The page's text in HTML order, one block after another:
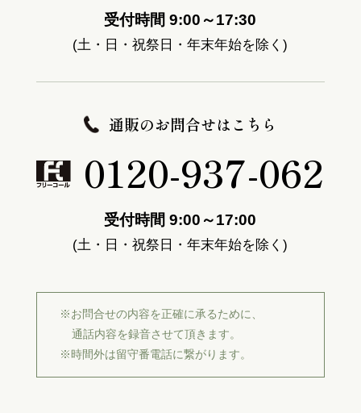
受付時間 9:00～17:30
(土・日・祝祭日・年末年始を除く)
通販のお問合せはこちら
0120-937-062
受付時間 9:00～17:00
(土・日・祝祭日・年末年始を除く)
※お問合せの内容を正確に承るために、
通話内容を録音させて頂きます。
※時間外は留守番電話に繋がります。